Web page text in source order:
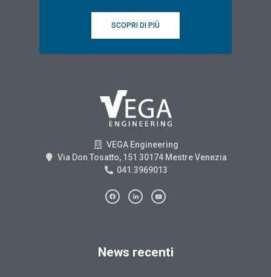
SCOPRI DI PIÙ
VEGA Engineering
Via Don Tosatto, 151 30174 Mestre Venezia
041.3969013
News recenti